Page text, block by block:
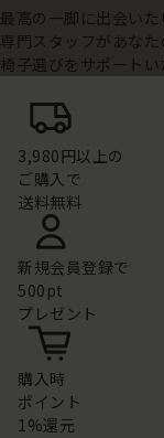
最高の一脚に出会いた
専門スタッフがあなた
椅子選びをサポートい
3,980円以上の
ご購入で
送料無料
新規会員登録で
500pt
プレゼント
購入時
ポイント
1%還元